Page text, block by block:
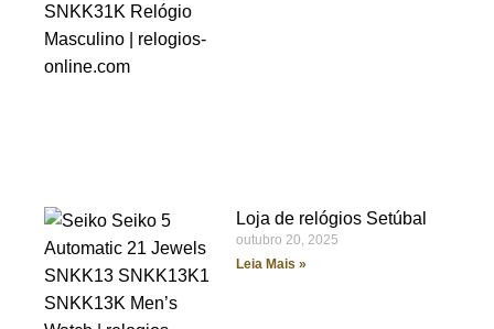
Loja de relógios Setúbal
outubro 20, 2025
Leia Mais »